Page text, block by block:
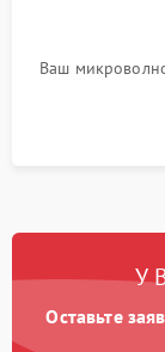
Ваш
У
Оставьте